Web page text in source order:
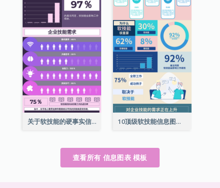
关于软技能的硬事实信息图表 10顶级软技能信息图表
查看所有 信息图表 模板